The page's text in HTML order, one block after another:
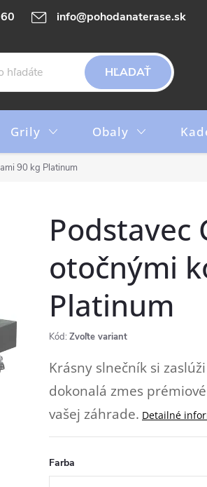
info@pohodanaterase.sk
HĽADAŤ
Grily Obaly
90 kg Platinum
Podstavec
otočnými
Platinum
Kód: Zvoľte variant
Krásny slnečník si
dokonalá zmes
vašej záhrade. Detailné
Farba